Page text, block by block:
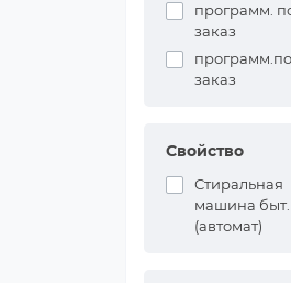
программ.
заказ
заказ
Свойство
Стиральная
машина быт.
(автомат)